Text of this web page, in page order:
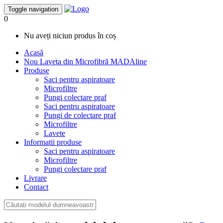
Toggle navigation
0
Nu aveți niciun produs în coș
Acasă
Nou Laveta din Microfibră MADAline
Produse
Saci pentru aspiratoare
Microfiltre
Pungi colectare praf
Saci pentru aspiratoare
Pungi de colectare praf
Microfiltre
Lavete
Informatii produse
Saci pentru aspiratoare
Microfiltre
Pungi colectare praf
Livrare
Contact